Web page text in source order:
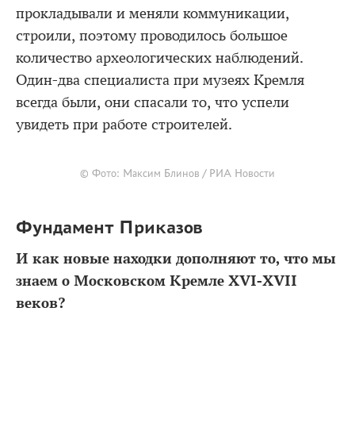
прокладывали и меняли коммуникации,
строили, поэтому проводилось большое
количество археологических наблюдений.
Один-два специалиста при музеях Кремля
всегда были, они спасали то, что успели
увидеть при работе строителей.
© Фото: Максим Блинов / РИА Новости
Фундамент Приказов
И как новые находки дополняют то, что мы
знаем о Московском Кремле XVI-XVII
веков?